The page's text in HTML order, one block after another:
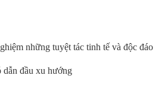
những tuyệt tác tinh tế và độc đáo
dẫn đầu xu hướng